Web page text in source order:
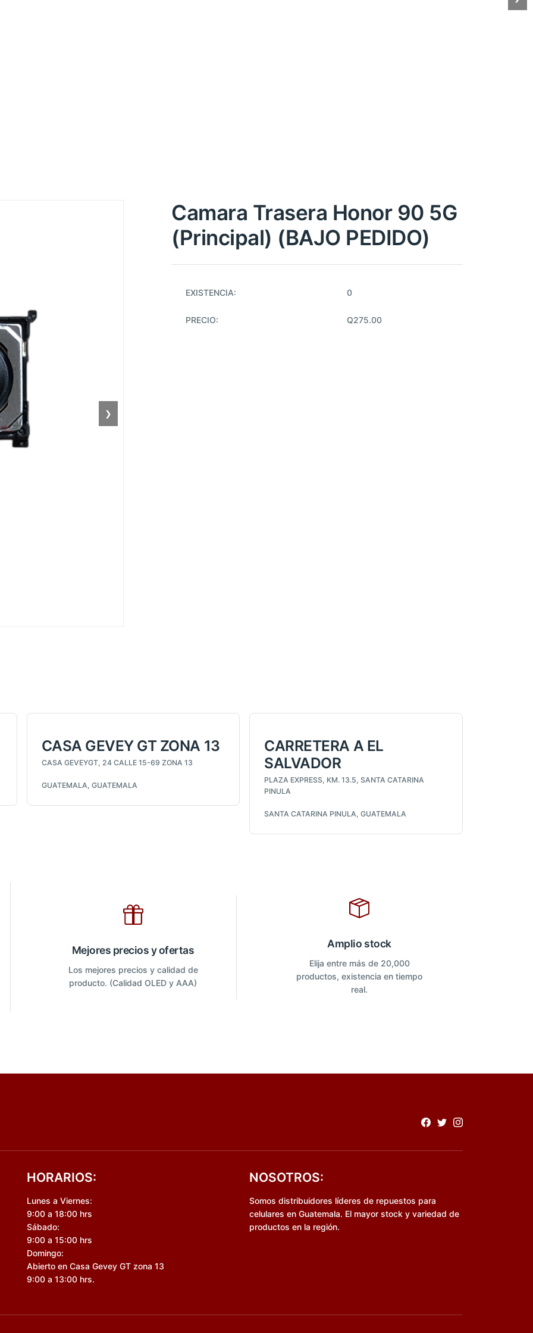
❯
Camara Trasera Honor 90 5G
(Principal) (BAJO PEDIDO)
EXISTENCIA: 0
PRECIO: Q275.00
CASA GEVEY GT ZONA 13
CASA GEVEYGT, 24 CALLE 15-69 ZONA 13
GUATEMALA, GUATEMALA
CARRETERA A EL
SALVADOR
PLAZA EXPRESS, KM. 13.5, SANTA CATARINA
PINULA
SANTA CATARINA PINULA, GUATEMALA
Mejores precios y ofertas
Los mejores precios y calidad de
producto. (Calidad OLED y AAA)
Amplio stock
Elija entre más de 20,000
productos, existencia en tiempo
real.
HORARIOS:
Lunes a Viernes:
9:00 a 18:00 hrs
Sábado:
9:00 a 15:00 hrs
Domingo:
Abierto en Casa Gevey GT zona 13
9:00 a 13:00 hrs.
NOSOTROS:
Somos distribuidores líderes de repuestos para
celulares en Guatemala. El mayor stock y variedad de
productos en la región.